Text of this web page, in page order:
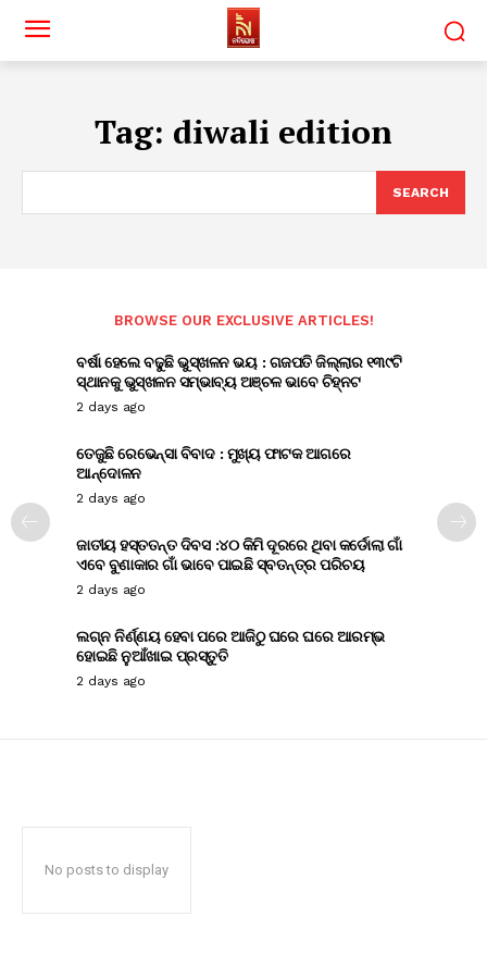
Tag: diwali edition
SEARCH
BROWSE OUR EXCLUSIVE ARTICLES!
ବର୍ଷା ହେଲେ ବଢୁଛି ଭୁସ୍ଖଳନ ଭୟ : ଗଜପତି ଜିଲ୍ଲାର ୧୩୯ଟି
ସ୍ଥାନକୁ ଭୁସ୍ଖଳନ ସମ୍ଭାବ୍ୟ ଅଞ୍ଚଳ ଭାବେ ଚିହ୍ନଟ
2 days ago
ତେଜୁଛି ରେଭେନ୍ସା ବିବାଦ : ମୁଖ୍ୟ ଫାଟକ ଆଗରେ
ଆନ୍ଦୋଳନ
2 days ago
ଜାତୀୟ ହସ୍ତତନ୍ତ ଦିବସ :୪୦ କିମି ଦୂରରେ ଥିବା କର୍ଡୋଲା ଗାଁ
ଏବେ ବୁଣାକାର ଗାଁ ଭାବେ ପାଇଛି ସ୍ବତନ୍ତ୍ର ପରିଚୟ
2 days ago
ଲଗ୍ନ ନିର୍ଣ୍ଣୟ ହେବା ପରେ ଆଜିଠୁ ଘରେ ଘରେ ଆରମ୍ଭ
ହୋଇଛି ନୁଆଁଖାଇ ପ୍ରସ୍ତୁତି
2 days ago
No posts to display